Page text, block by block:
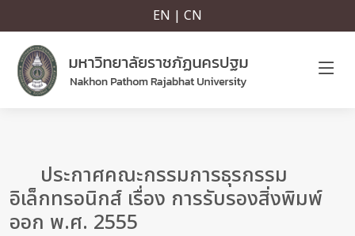
EN | CN
ประกาศคณะกรรมการธุรกรรม
อิเล็กทรอนิกส์ เรื่อง การรับรองสิ่งพิมพ์
ออก พ.ศ. 2555